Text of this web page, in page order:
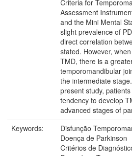
Criteria for
Assessment
and the Mini Mental
slight prevalence of
direct correlation
stated. However,
TMD, there is a
temporomandibular
the intermediate
present study,
tendency to develop
advanced stages of
Keywords:
Disfunção
Doença de Parkinson
Critérios de